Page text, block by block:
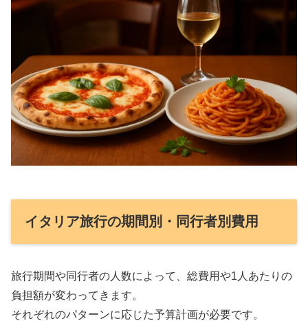
イタリア旅行の期間別・同行者別費用
旅行期間や同行者の人数によって、総費用や1人あたりの
負担額が変わってきます。
それぞれのパターンに応じた予算計画が必要です。